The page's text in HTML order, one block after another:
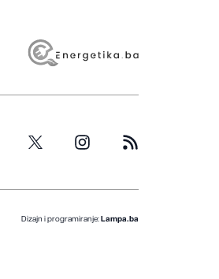
Dizajn i programiranje: Lampa.ba